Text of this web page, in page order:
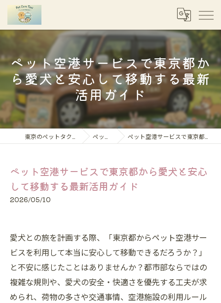
ペット空港サービスで東京都か
ら愛犬と安心して移動する最新
活用ガイド
ペット移動コラム ペット空港サービスで東京都から愛犬と安心して移動する最新活用ガイド
ペット空港サービスで東京都から愛犬と安心
して移動する最新活用ガイド
2026/05/10
愛犬との旅を計画する際、「東京都からペット空港サー
ビスを利用して本当に安心して移動できるだろうか？」
と不安に感じたことはありませんか？都市部ならではの
複雑な規則や、愛犬の安全・快適さを優先する工夫が求
められ、荷物の多さや交通事情、空港施設の利用ルール